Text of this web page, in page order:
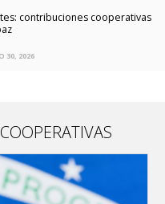
contribuciones cooperativas
30, 2026